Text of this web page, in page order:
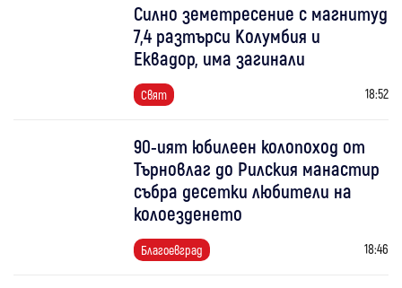
Силно земетресение с магнитуд
7,4 разтърси Колумбия и
Еквадор, има загинали
Свят 18:52
90-ият юбилеен колопоход от
Търновлаг до Рилския манастир
събра десетки любители на
колоезденето
Благоевград 18:46